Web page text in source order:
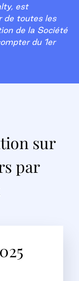
est
de toutes les
de la Société
du 1er
sur
par